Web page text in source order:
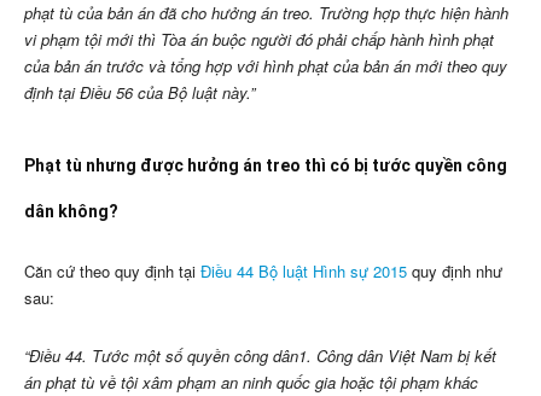
phạt tù của bản án đã cho hưởng án treo. Trường hợp thực hiện hành
vi phạm tội mới thì Tòa án buộc người đó phải chấp hành hình phạt
của bản án trước và tổng hợp với hình phạt của bản án mới theo quy
định tại Điều 56 của Bộ luật này.”
Phạt tù nhưng được hưởng án treo thì có bị tước quyền công
dân không?
Căn cứ theo quy định tại Điều 44 Bộ luật Hình sự 2015 quy định như
sau:
“Điều 44. Tước một số quyền công dân1. Công dân Việt Nam bị kết
án phạt tù về tội xâm phạm an ninh quốc gia hoặc tội phạm khác